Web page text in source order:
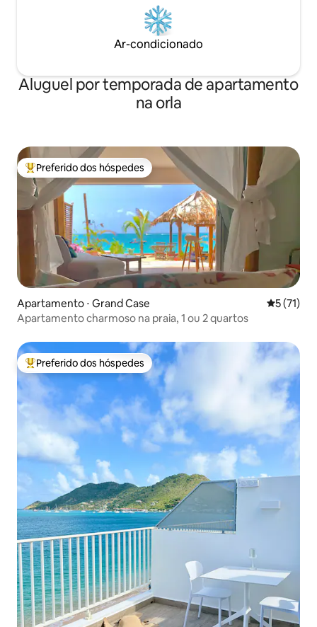
Ar-condicionado
Aluguel por temporada de apartamento
na orla
Entre os melhores preferidos dos hóspedes
Preferido dos hóspedes
Apartamento ⋅ Grand Case 5 de uma
5 (71)
Apartamento charmoso na praia, 1 ou 2 quartos
Entre os melhores preferidos dos hóspedes
Preferido dos hóspedes